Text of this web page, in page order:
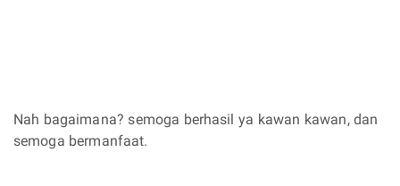
Nah bagaimana? semoga berhasil ya kawan kawan, dan
semoga bermanfaat.